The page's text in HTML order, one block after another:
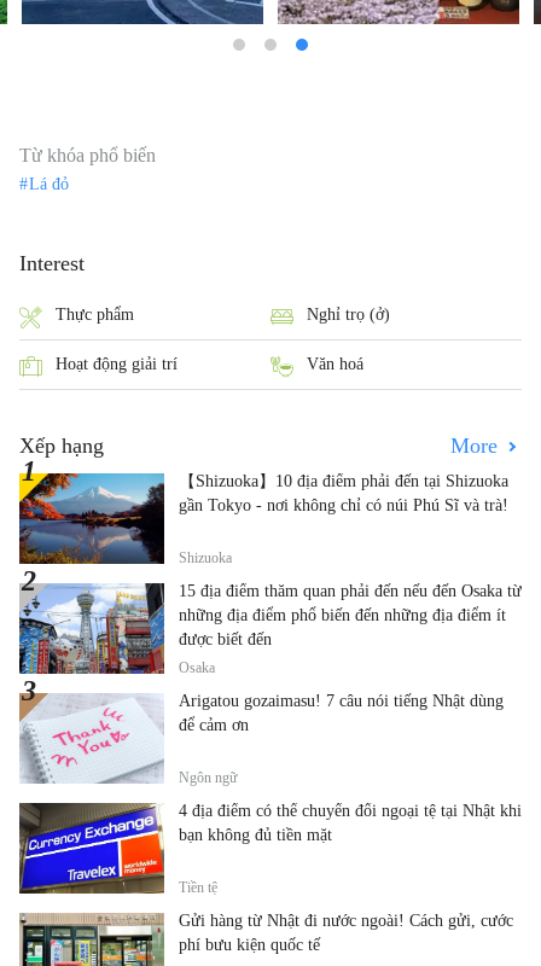
Từ khóa phổ biến
Lá đỏ
Interest
Thực phẩm Nghỉ trọ (ở)
Hoạt động giải trí Văn hoá
Xếp hạng More
【Shizuoka】10 địa điểm phải đến tại Shizuoka
gần Tokyo - nơi không chỉ có núi Phú Sĩ và trà!
Shizuoka
15 địa điểm thăm quan phải đến nếu đến Osaka từ
những địa điểm phổ biến đến những địa điểm ít
được biết đến
Osaka
Arigatou gozaimasu! 7 câu nói tiếng Nhật dùng
để cảm ơn
Ngôn ngữ
4 địa điểm có thể chuyển đổi ngoại tệ tại Nhật khi
bạn không đủ tiền mặt
Tiền tệ
Gửi hàng từ Nhật đi nước ngoài! Cách gửi, cước
phí bưu kiện quốc tế